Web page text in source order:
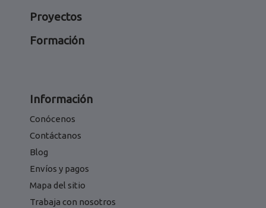
Proyectos
Formación
Información
Conócenos
Contáctanos
Blog
Envíos y pagos
Mapa del sitio
Trabaja con nosotros